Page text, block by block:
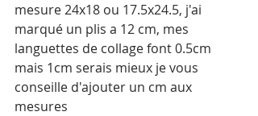
mesure 24x18 ou 17.5x24.5, j'ai
marqué un plis a 12 cm, mes
languettes de collage font 0.5cm
mais 1cm serais mieux je vous
conseille d'ajouter un cm aux
mesures